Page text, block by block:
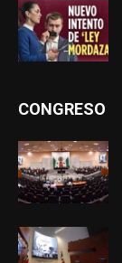
CONGRESO